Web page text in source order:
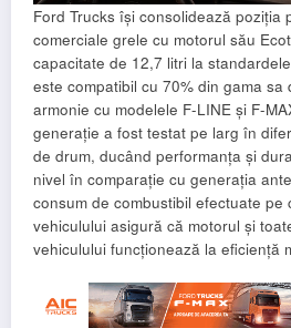
Ford Trucks își consolidează poziția
comerciale grele cu motorul său
capacitate de 12,7 litri la
este compatibil cu 70% din gama
armonie cu modelele F-LINE și F-
generație a fost testat pe larg în
de drum, ducând performanța și
nivel în comparație cu generația
consum de combustibil efectuate pe
vehiculului asigură că motorul și
vehiculului funcționează la